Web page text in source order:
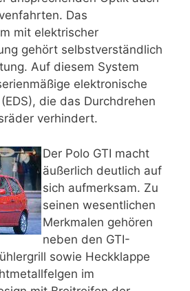
Das
mit elektrischer
gehört selbstverständlich
Auf diesem System
elektronische
die das Durchdrehen
verhindert.
Der Polo GTI macht
äußerlich deutlich auf
sich aufmerksam. Zu
seinen wesentlichen
Merkmalen gehören
neben den GTI-
sowie Heckklappe
im